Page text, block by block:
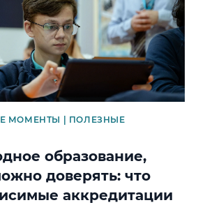
МОМЕНТЫ | ПОЛЕЗНЫЕ
образование,
доверять: что
аккредитации